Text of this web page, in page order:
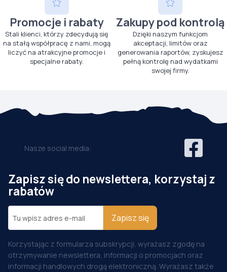
Promocje i rabaty
Stali klienci, którzy zdecydują się
na stałą współpracę z nami, mogą
liczyć na atrakcyjne promocje i
specjalne rabaty.
Zakupy pod kontrolą
Dzięki naszym funkcjom
akceptacji, limitów oraz
generowania raportów, zyskujesz
pełną kontrolę nad wydatkami
swojej firmy.
Nasze social media:
Zapisz się do newslettera, korzystaj z
rabatów
Zapisz się
Korzystając z formularza subskrypcji, wyrażasz zgodę na
otrzymywanie newslettera, informacji o promocjach oraz
informacji handlowych drogą elektroniczną. Wyrażasz także